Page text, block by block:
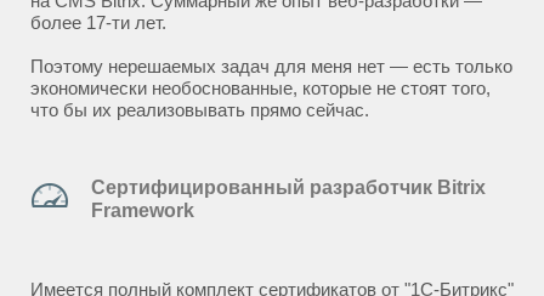
более 17-ти лет.
Поэтому нерешаемых задач для меня нет — есть только
экономически необоснованные, которые не стоят того,
что бы их реализовывать прямо сейчас.
Сертифицированный разработчик Bitrix
Framework
Имеется полный комплект сертификатов от "1С-Битрикс"